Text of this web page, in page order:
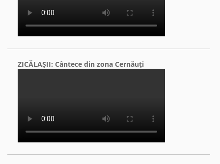
ZICĂLAŞII: Cântece din zona Cernăuţi